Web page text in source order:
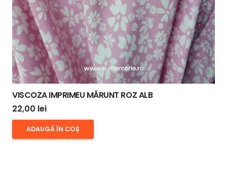
VISCOZA IMPRIMEU MĂRUNT ROZ ALB
22,00 lei
ADAUGĂ ÎN COȘ